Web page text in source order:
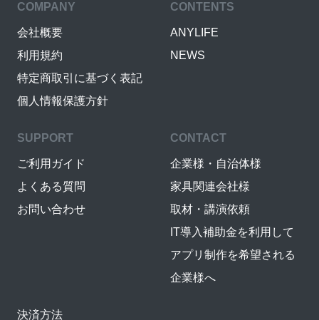
COMPANY
会社概要
利用規約
特定商取引に基づく表記
個人情報保護方針
CONTENTS
ANYLIFE
NEWS
SUPPORT
ご利用ガイド
よくある質問
お問い合わせ
CONTACT
企業様・自治体様
家具関連会社様
取材・講演依頼
IT導入補助金を利用して
アプリ制作を希望される
企業様へ
決済方法